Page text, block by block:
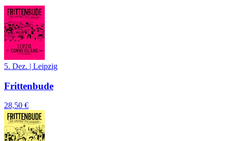
5. Dez. | Leipzig
Frittenbude
28,50 €